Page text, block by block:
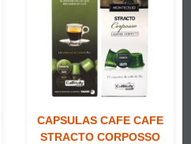
CAPSULAS CAFE CAFE
STRACTO CORPOSSO